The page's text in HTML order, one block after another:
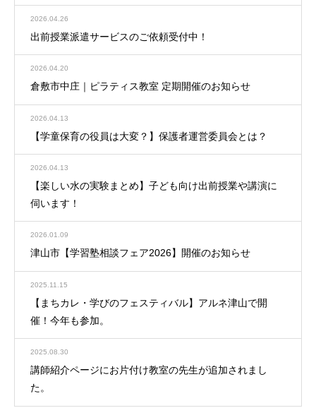
2026.04.26
出前授業派遣サービスのご依頼受付中！
2026.04.20
倉敷市中庄｜ピラティス教室 定期開催のお知らせ
2026.04.13
【学童保育の役員は大変？】保護者運営委員会とは？
2026.04.13
【楽しい水の実験まとめ】子ども向け出前授業や講演に
伺います！
2026.01.09
津山市【学習塾相談フェア2026】開催のお知らせ
2025.11.15
【まちカレ・学びのフェスティバル】アルネ津山で開
催！今年も参加。
2025.08.30
講師紹介ページにお片付け教室の先生が追加されまし
た。